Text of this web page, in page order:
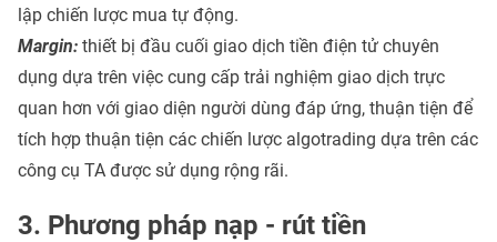
lập chiến lược mua tự động.
Margin: thiết bị đầu cuối giao dịch tiền điện tử chuyên
dụng dựa trên việc cung cấp trải nghiệm giao dịch trực
quan hơn với giao diện người dùng đáp ứng, thuận tiện để
tích hợp thuận tiện các chiến lược algotrading dựa trên các
công cụ TA được sử dụng rộng rãi.
3. Phương pháp nạp - rút tiền